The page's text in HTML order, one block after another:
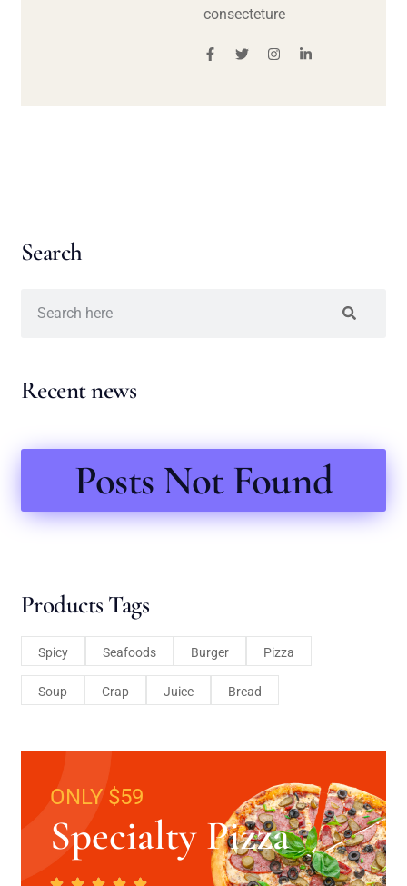
consecteture
Search
Recent news
Posts Not Found
Products Tags
Spicy Seafoods Burger Pizza
Soup Crap Juice Bread
ONLY $59
Specialty Pizza